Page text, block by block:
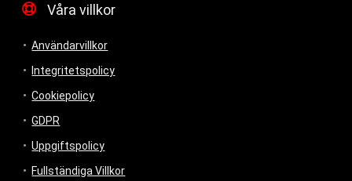
Våra villkor
Användarvillkor
Integritetspolicy
Cookiepolicy
GDPR
Uppgiftspolicy
Fullständiga Villkor